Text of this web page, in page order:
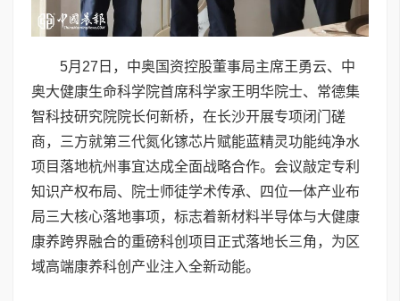
5月27日，中奥国资控股董事局主席王勇云、中
奥大健康生命科学院首席科学家王明华院士、常德集
智科技研究院院长何新桥，在长沙开展专项闭门磋
商，三方就第三代氮化镓芯片赋能蓝精灵功能纯净水
项目落地杭州事宜达成全面战略合作。会议敲定专利
知识产权布局、院士师徒学术传承、四位一体产业布
局三大核心落地事项，标志着新材料半导体与大健康
康养跨界融合的重磅科创项目正式落地长三角，为区
域高端康养科创产业注入全新动能。